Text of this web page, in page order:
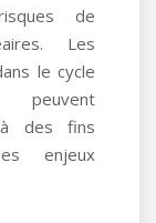
de
Les
le cycle
peuvent
à des fins
enjeux